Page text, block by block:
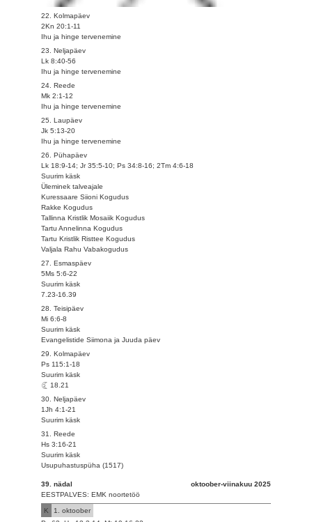
22. Kolmapäev
2Kn 20:1-11
Ihu ja hinge tervenemine
23. Neljapäev
Lk 8:40-56
Ihu ja hinge tervenemine
24. Reede
Mk 2:1-12
Ihu ja hinge tervenemine
25. Laupäev
Jk 5:13-20
Ihu ja hinge tervenemine
26. Pühapäev
Lk 18:9-14; Jr 35:5-10; Ps 34:8-16; 2Tm 4:6-18
Suurim käsk
Üleminek talveajale
Kuressaare Siioni Kogudus
Rakke Kogudus
Tallinna Kristlik Mosaiik Kogudus
Tartu Annelinna Kogudus
Tartu Kristlik Risttee Kogudus
Valjala Rahu Vabakogudus
27. Esmaspäev
5Ms 5:6-22
Suurim käsk
7.23-16.39
28. Teisipäev
Mi 6:6-8
Suurim käsk
Evangelistide Siimona ja Juuda päev
29. Kolmapäev
Ps 115:1-18
Suurim käsk
18.21
30. Neljapäev
1Jh 4:1-21
Suurim käsk
31. Reede
Hs 3:16-21
Suurim käsk
Usupuhastuspüha (1517)
39. nädal
oktoober-viinakuu 2025
EESTPALVES: EMK noortetöö
K
1. oktoober